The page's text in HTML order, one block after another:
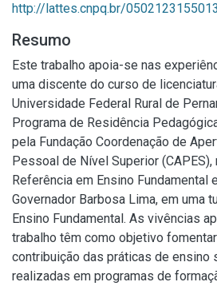
http://lattes.cnpq.br/
Resumo
Este trabalho apoia-se nas
uma discente do curso de
Universidade Federal Rural de
Programa de Residência
pela Fundação Coordenação de
Pessoal de Nível Superior (CAPES),
Referência em Ensino Fundamental
Governador Barbosa Lima, em uma
Ensino Fundamental. As vivências
trabalho têm como objetivo
contribuição das práticas de ensino
realizadas em programas de